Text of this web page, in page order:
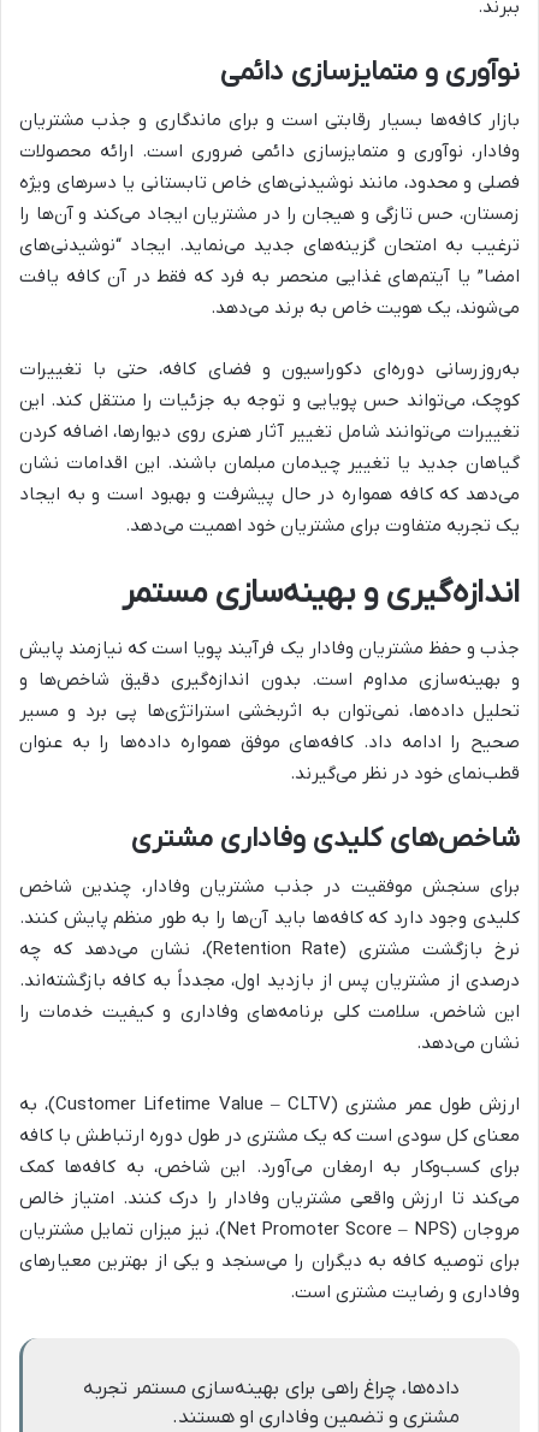
ببرند.
نوآوری و متمایزسازی دائمی
بازار کافه‌ها بسیار رقابتی است و برای ماندگاری و جذب مشتریان
وفادار، نوآوری و متمایزسازی دائمی ضروری است. ارائه محصولات
فصلی و محدود، مانند نوشیدنی‌های خاص تابستانی یا دسرهای ویژه
زمستان، حس تازگی و هیجان را در مشتریان ایجاد می‌کند و آن‌ها را
ترغیب به امتحان گزینه‌های جدید می‌نماید. ایجاد “نوشیدنی‌های
امضا” یا آیتم‌های غذایی منحصر به فرد که فقط در آن کافه یافت
می‌شوند، یک هویت خاص به برند می‌دهد.
به‌روزرسانی دوره‌ای دکوراسیون و فضای کافه، حتی با تغییرات
کوچک، می‌تواند حس پویایی و توجه به جزئیات را منتقل کند. این
تغییرات می‌توانند شامل تغییر آثار هنری روی دیوارها، اضافه کردن
گیاهان جدید یا تغییر چیدمان مبلمان باشند. این اقدامات نشان
می‌دهد که کافه همواره در حال پیشرفت و بهبود است و به ایجاد
یک تجربه متفاوت برای مشتریان خود اهمیت می‌دهد.
اندازه‌گیری و بهینه‌سازی مستمر
جذب و حفظ مشتریان وفادار یک فرآیند پویا است که نیازمند پایش
و بهینه‌سازی مداوم است. بدون اندازه‌گیری دقیق شاخص‌ها و
تحلیل داده‌ها، نمی‌توان به اثربخشی استراتژی‌ها پی برد و مسیر
صحیح را ادامه داد. کافه‌های موفق همواره داده‌ها را به عنوان
قطب‌نمای خود در نظر می‌گیرند.
شاخص‌های کلیدی وفاداری مشتری
برای سنجش موفقیت در جذب مشتریان وفادار، چندین شاخص
کلیدی وجود دارد که کافه‌ها باید آن‌ها را به طور منظم پایش کنند.
نرخ بازگشت مشتری (Retention Rate)، نشان می‌دهد که چه
درصدی از مشتریان پس از بازدید اول، مجدداً به کافه بازگشته‌اند.
این شاخص، سلامت کلی برنامه‌های وفاداری و کیفیت خدمات را
نشان می‌دهد.
ارزش طول عمر مشتری (Customer Lifetime Value – CLTV)، به
معنای کل سودی است که یک مشتری در طول دوره ارتباطش با کافه
برای کسب‌وکار به ارمغان می‌آورد. این شاخص، به کافه‌ها کمک
می‌کند تا ارزش واقعی مشتریان وفادار را درک کنند. امتیاز خالص
مروجان (Net Promoter Score – NPS)، نیز میزان تمایل مشتریان
برای توصیه کافه به دیگران را می‌سنجد و یکی از بهترین معیارهای
وفاداری و رضایت مشتری است.
داده‌ها، چراغ راهی برای بهینه‌سازی مستمر تجربه
مشتری و تضمین وفاداری او هستند.